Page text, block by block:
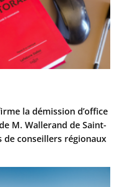
la démission d’office
M. Wallerand de Saint-
de conseillers régionaux